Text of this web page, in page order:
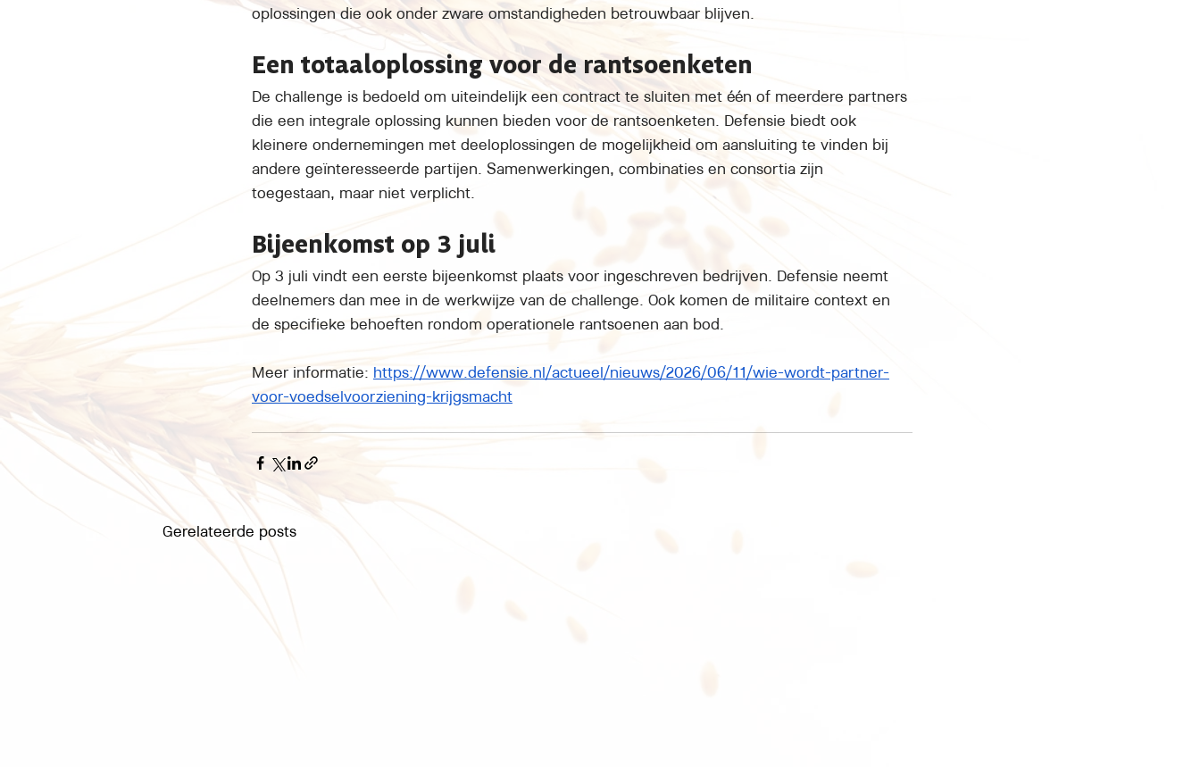
oplossingen die ook onder zware omstandigheden betrouwbaar blijven.
Een totaaloplossing voor de rantsoenketen
De challenge is bedoeld om uiteindelijk een contract te sluiten met één of meerdere partners
die een integrale oplossing kunnen bieden voor de rantsoenketen. Defensie biedt ook
kleinere ondernemingen met deeloplossingen de mogelijkheid om aansluiting te vinden bij
andere geïnteresseerde partijen. Samenwerkingen, combinaties en consortia zijn
toegestaan, maar niet verplicht.
Bijeenkomst op 3 juli
Op 3 juli vindt een eerste bijeenkomst plaats voor ingeschreven bedrijven. Defensie neemt
deelnemers dan mee in de werkwijze van de challenge. Ook komen de militaire context en
de specifieke behoeften rondom operationele rantsoenen aan bod.
Meer informatie: https://www.defensie.nl/actueel/nieuws/2026/06/11/wie-wordt-partner-
voor-voedselvoorziening-krijgsmacht
Gerelateerde posts